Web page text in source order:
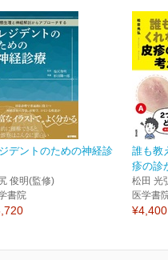
デントのための神経診
俊明(監修)
書院
誰も教
疹の診
松田 光
医学書
¥4,400